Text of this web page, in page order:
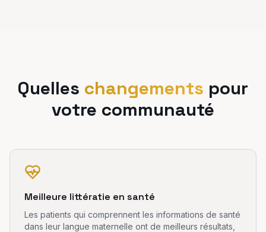
Quelles changements pour
votre communauté
Meilleure littératie en santé
Les patients qui comprennent les informations de santé
dans leur langue maternelle ont de meilleurs résultats,